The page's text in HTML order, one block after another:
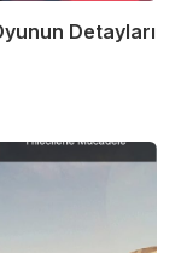
Detayları